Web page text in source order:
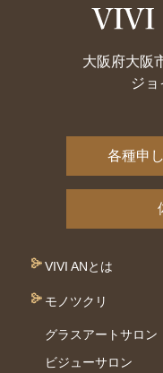
大阪府大阪
ジ
各種申
VIVI ANとは
モノツクリ
グラスアートサロン
ビジューサロン